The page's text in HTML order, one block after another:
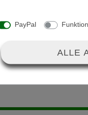
PayPal
ALLE